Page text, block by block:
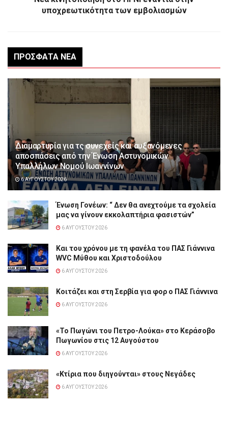
υποχρεωτικότητα των εμβολιασμών
ΠΡΌΣΦΑΤΑ ΝΈΑ
Διαμαρτυρία για τς συνεχείς και αυξανόμενες
αποσπάσεις από την Ένωση Αστυνομικών
Υπαλλήλων Νομού Ιωαννίνων
6 ΑΥΓΟΎΣΤΟΥ 2026
Ένωση Γονέων: “ Δεν θα ανεχτούμε τα σχολεία
μας να γίνουν εκκολαπτήρια φασιστών”
6 ΑΥΓΟΎΣΤΟΥ 2026
Και του χρόνου με τη φανέλα του ΠΑΣ Γιάννινα
WVC Μύθου και Χριστοδούλου
6 ΑΥΓΟΎΣΤΟΥ 2026
Κοιτάζει και στη Σερβία για φορ ο ΠΑΣ Γιάννινα
6 ΑΥΓΟΎΣΤΟΥ 2026
«Το Πωγώνι του Πετρο-Λούκα» στο Κεράσοβο
Πωγωνίου στις 12 Αυγούστου
6 ΑΥΓΟΎΣΤΟΥ 2026
«Κτίρια που διηγούνται» στους Νεγάδες
6 ΑΥΓΟΎΣΤΟΥ 2026